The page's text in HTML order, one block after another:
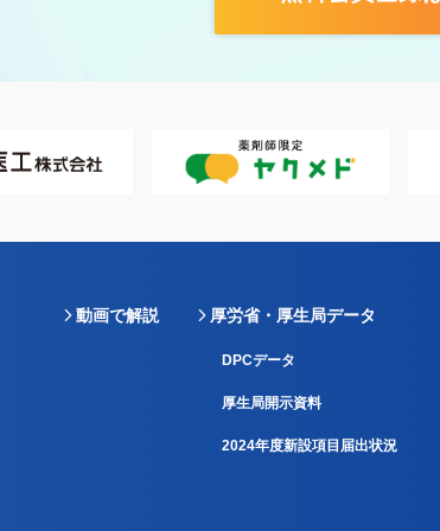
動画で解説 厚労省・厚生局データ
DPCデータ
厚生局開示資料
2024年度新設項目届出状況